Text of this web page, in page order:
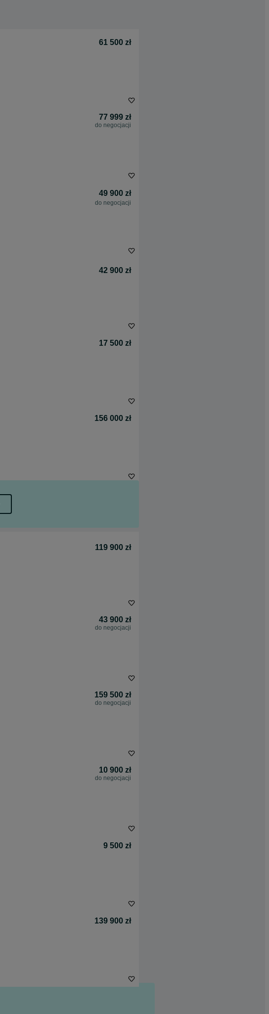
61 500 zł
77 999 zł
do negocjacji
49 900 zł
do negocjacji
42 900 zł
17 500 zł
156 000 zł
119 900 zł
43 900 zł
do negocjacji
159 500 zł
do negocjacji
10 900 zł
do negocjacji
9 500 zł
139 900 zł